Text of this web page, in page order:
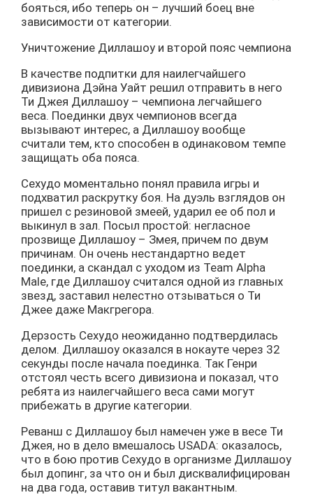
бояться, ибо теперь он – лучший боец вне
зависимости от категории.
Уничтожение Диллашоу и второй пояс чемпиона
В качестве подпитки для наилегчайшего
дивизиона Дэйна Уайт решил отправить в него
Ти Джея Диллашоу – чемпиона легчайшего
веса. Поединки двух чемпионов всегда
вызывают интерес, а Диллашоу вообще
считали тем, кто способен в одинаковом темпе
защищать оба пояса.
Сехудо моментально понял правила игры и
подхватил раскрутку боя. На дуэль взглядов он
пришел с резиновой змеей, ударил ее об пол и
выкинул в зал. Посыл простой: негласное
прозвище Диллашоу – Змея, причем по двум
причинам. Он очень нестандартно ведет
поединки, а скандал с уходом из Team Alpha
Male, где Диллашоу считался одной из главных
звезд, заставил нелестно отзываться о Ти
Джее даже Макгрегора.
Дерзость Сехудо неожиданно подтвердилась
делом. Диллашоу оказался в нокауте через 32
секунды после начала поединка. Так Генри
отстоял честь всего дивизиона и показал, что
ребята из наилегчайшего веса сами могут
прибежать в другие категории.
Реванш с Диллашоу был намечен уже в весе Ти
Джея, но в дело вмешалось USADA: оказалось,
что в бою против Сехудо в организме Диллашоу
был допинг, за что он и был дисквалифицирован
на два года, оставив титул вакантным.